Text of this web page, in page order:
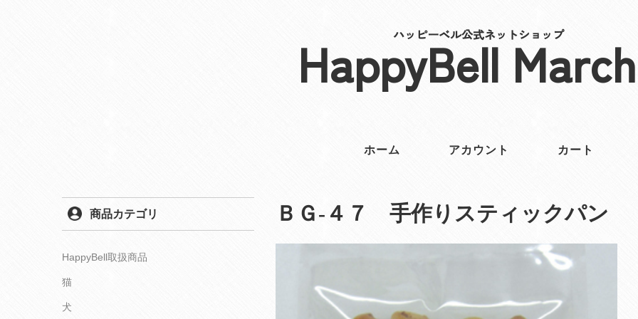
ハッピーベル公式ネットショップ
HappyBell
ホーム アカウント カート
ＢＧ‐４７ 手作りスティックパン
商品カテゴリ
HappyBell取扱商品
猫
犬